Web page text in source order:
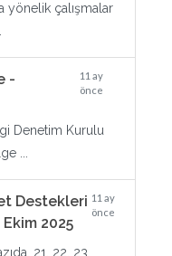
yönelik çalışmalar
-
11 ay
önce
Denetim Kurulu
...
Destekleri
Ekim 2025
11 ay
önce
21, 22, 23